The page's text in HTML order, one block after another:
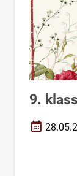
9.
Loomise